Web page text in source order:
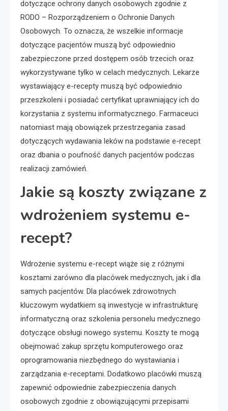
dotyczące ochrony danych osobowych zgodnie z
RODO – Rozporządzeniem o Ochronie Danych
Osobowych. To oznacza, że wszelkie informacje
dotyczące pacjentów muszą być odpowiednio
zabezpieczone przed dostępem osób trzecich oraz
wykorzystywane tylko w celach medycznych. Lekarze
wystawiający e-recepty muszą być odpowiednio
przeszkoleni i posiadać certyfikat uprawniający ich do
korzystania z systemu informatycznego. Farmaceuci
natomiast mają obowiązek przestrzegania zasad
dotyczących wydawania leków na podstawie e-recept
oraz dbania o poufność danych pacjentów podczas
realizacji zamówień.
Jakie są koszty związane z
wdrożeniem systemu e-
recept?
Wdrożenie systemu e-recept wiąże się z różnymi
kosztami zarówno dla placówek medycznych, jak i dla
samych pacjentów. Dla placówek zdrowotnych
kluczowym wydatkiem są inwestycje w infrastrukturę
informatyczną oraz szkolenia personelu medycznego
dotyczące obsługi nowego systemu. Koszty te mogą
obejmować zakup sprzętu komputerowego oraz
oprogramowania niezbędnego do wystawiania i
zarządzania e-receptami. Dodatkowo placówki muszą
zapewnić odpowiednie zabezpieczenia danych
osobowych zgodnie z obowiązującymi przepisami